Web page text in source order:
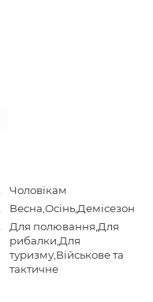
Чоловікам
Весна,Осінь,Демісезон
Для полювання,Для
рибалки,Для
туризму,Військове та
тактичне